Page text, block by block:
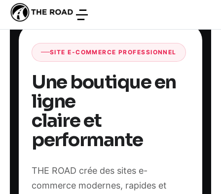
SITE E-COMMERCE PROFESSIONNEL
Une boutique en
ligne
claire et
performante
THE ROAD crée des sites e-
commerce modernes, rapides et